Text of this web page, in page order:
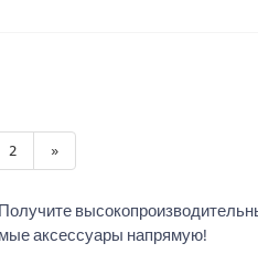
2 »
аксессуары напрямую!